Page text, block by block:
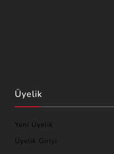
Sils Market
Sinbo
Toy Store(1)
Üyelik
Yeni Üyelik
Üyelik Girişi